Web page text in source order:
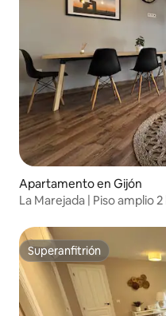
Apartamento en Gijón
La Marejada | Piso amplio
Superanfitrión
Superanfitrión